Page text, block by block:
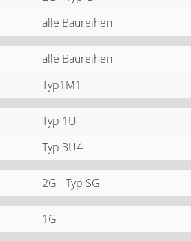
alle Baureihen
alle Baureihen
Typ1M1
Typ 1U
Typ 3U4
2G - Typ SG
1G